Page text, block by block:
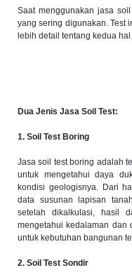
Saat menggunakan jasa
yang sering digunakan. Test
lebih detail tentang kedua
Dua Jenis Jasa Soil Test:
1. Soil Test Boring
Jasa soil test boring adalah
untuk mengetahui daya
kondisi geologisnya. Dari
data susunan lapisan
setelah dikalkulasi, hasil
mengetahui kedalaman dan
untuk kebutuhan bangunan
2. Soil Test Sondir